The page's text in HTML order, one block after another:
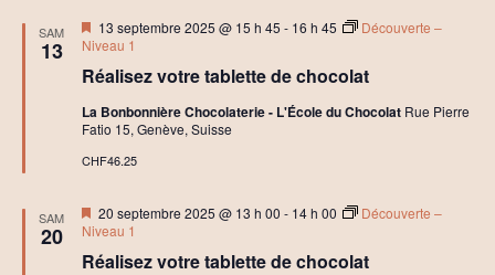
h
o
o
l
a
t
t
SAM
13
Réalisez votre tablette de chocolat
Mis
en
13 septembre 2025 @ 15 h 45 - 16 h 45
Découverte –
Niveau 1
La Bonbonnière Chocolaterie - L'École du Chocolat Rue Pierre
Fatio 15, Genève, Suisse
CHF46.25
SAM
20
Réalisez votre tablette de chocolat
Mis
en
20 septembre 2025 @ 13 h 00 - 14 h 00
Découverte –
Niveau 1